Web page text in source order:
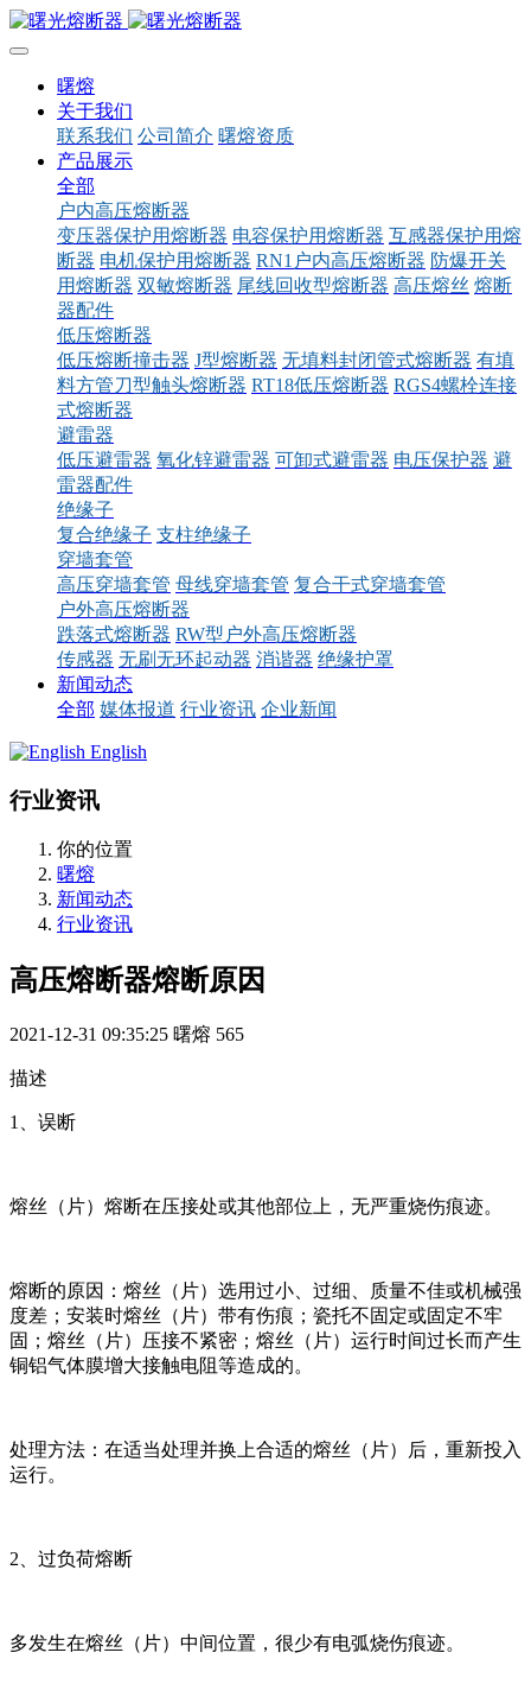
曙熔
关于我们
联系我们 公司简介 曙熔资质
产品展示
全部
户内高压熔断器
变压器保护用熔断器 电容保护用熔断器 互感器保护用熔
断器 电机保护用熔断器 RN1户内高压熔断器 防爆开关
用熔断器 双敏熔断器 尾线回收型熔断器 高压熔丝 熔断
器配件
低压熔断器
低压熔断撞击器 J型熔断器 无填料封闭管式熔断器 有填
料方管刀型触头熔断器 RT18低压熔断器 RGS4螺栓连接
式熔断器
避雷器
低压避雷器 氧化锌避雷器 可卸式避雷器 电压保护器 避
雷器配件
绝缘子
复合绝缘子 支柱绝缘子
穿墙套管
高压穿墙套管 母线穿墙套管 复合干式穿墙套管
户外高压熔断器
跌落式熔断器 RW型户外高压熔断器
传感器 无刷无环起动器 消谐器 绝缘护罩
新闻动态
全部 媒体报道 行业资讯 企业新闻
English
行业资讯
你的位置
曙熔
新闻动态
行业资讯
高压熔断器熔断原因
2021-12-31 09:35:25 曙熔 565
描述
1、误断
熔丝（片）熔断在压接处或其他部位上，无严重烧伤痕迹。
熔断的原因：熔丝（片）选用过小、过细、质量不佳或机械强
度差；安装时熔丝（片）带有伤痕；瓷托不固定或固定不牢
固；熔丝（片）压接不紧密；熔丝（片）运行时间过长而产生
铜铝气体膜增大接触电阻等造成的。
处理方法：在适当处理并换上合适的熔丝（片）后，重新投入
运行。
2、过负荷熔断
多发生在熔丝（片）中间位置，很少有电弧烧伤痕迹。